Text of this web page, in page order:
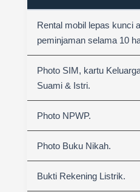
Rental mobil lepas kunci
peminjaman selama 10
Photo SIM, kartu
Suami & Istri.
Photo NPWP.
Photo Buku Nikah.
Bukti Rekening Listrik.